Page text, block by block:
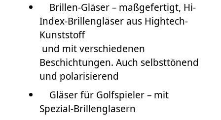
Brillen-Gläser – maßgefertigt, Hi-
Index-Brillengläser aus Hightech-
Kunststoff
und mit verschiedenen
Beschichtungen. Auch selbsttönend
und polarisierend
Gläser für Golfspieler – mit
Spezial-Brillenglasern